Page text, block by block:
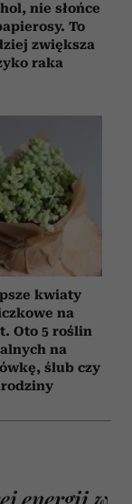
nie słońce
To
zwiększa
raka
kwiaty
na
Oto 5 roślin
na
ślub czy